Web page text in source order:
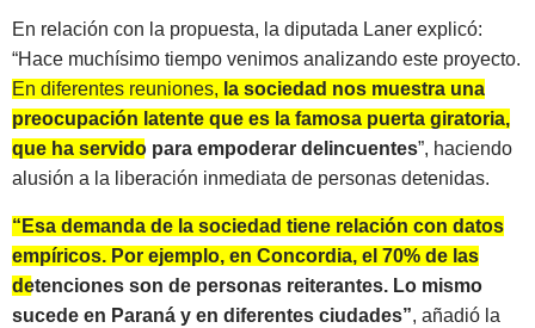
En relación con la propuesta, la diputada Laner explicó:
“Hace muchísimo tiempo venimos analizando este proyecto.
En diferentes reuniones, la sociedad nos muestra una
preocupación latente que es la famosa puerta giratoria,
que ha servido para empoderar delincuentes”, haciendo
alusión a la liberación inmediata de personas detenidas.
“Esa demanda de la sociedad tiene relación con datos
empíricos. Por ejemplo, en Concordia, el 70% de las
detenciones son de personas reiterantes. Lo mismo
sucede en Paraná y en diferentes ciudades”, añadió la